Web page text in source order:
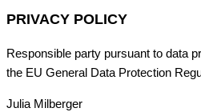
PRIVACY POLICY
Responsible party pursuant to data
the EU General Data Protection
Julia Milberger